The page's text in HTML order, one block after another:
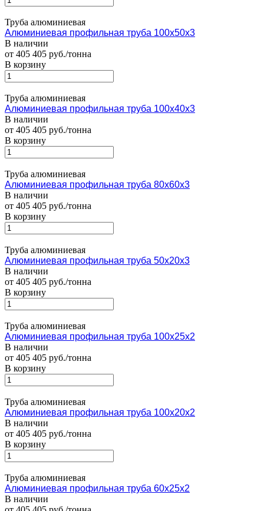
Труба алюминиевая
Алюминиевая профильная труба 100х50х3
В наличии
от 405 405 руб./тонна
В корзину
Труба алюминиевая
Алюминиевая профильная труба 100х40х3
В наличии
от 405 405 руб./тонна
В корзину
Труба алюминиевая
Алюминиевая профильная труба 80х60х3
В наличии
от 405 405 руб./тонна
В корзину
Труба алюминиевая
Алюминиевая профильная труба 50х20х3
В наличии
от 405 405 руб./тонна
В корзину
Труба алюминиевая
Алюминиевая профильная труба 100х25х2
В наличии
от 405 405 руб./тонна
В корзину
Труба алюминиевая
Алюминиевая профильная труба 100х20х2
В наличии
от 405 405 руб./тонна
В корзину
Труба алюминиевая
Алюминиевая профильная труба 60х25х2
В наличии